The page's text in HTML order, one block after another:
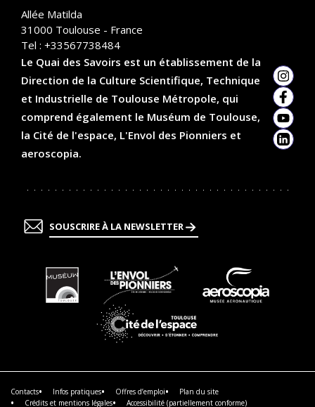
Allée Matilda
31000 Toulouse - France
Tel : +33567738484
Le Quai des Savoirs est un établissement de la
Direction de la Culture Scientifique, Technique
et Industrielle de Toulouse Métropole, qui
comprend également le Muséum de Toulouse,
la Cité de l'espace, L'Envol des Pionniers et
aeroscopia.
SOUSCRIRE À LA NEWSLETTER
En
savoir
plus
Contacts Infos pratiques Offres d’emploi
Plan du site
Crédits et mentions légales
Accessibilité (partiellement conforme)